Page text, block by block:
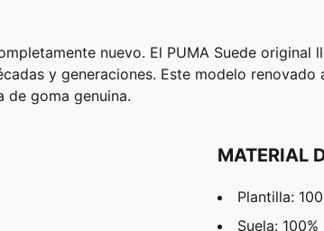
nuevo. El PUMA Suede
y generaciones. Este modelo
de goma genuina.
MATERIAL
Plantilla:
Suela: 100%